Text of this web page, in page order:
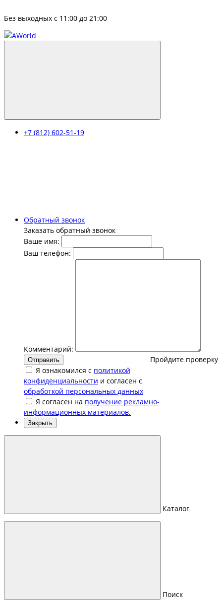
Без выходных с 11:00 до 21:00
+7 (812) 602-51-19
Обратный звонок
Заказать обратный звонок
Ваше имя:
Ваш телефон:
Комментарий:
Пройдите проверку
Отправить
Я ознакомился с политикой
конфиденциальности и согласен с
обработкой персональных данных
Я согласен на получение рекламно-
информационных материалов.
Закрыть
Каталог
Поиск